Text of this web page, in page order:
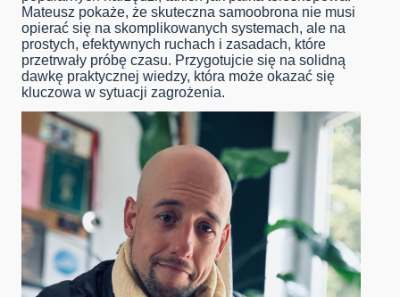
Mateusz pokaże, że skuteczna samoobrona nie musi
opierać się na skomplikowanych systemach, ale na
prostych, efektywnych ruchach i zasadach, które
przetrwały próbę czasu. Przygotujcie się na solidną
dawkę praktycznej wiedzy, która może okazać się
kluczowa w sytuacji zagrożenia.